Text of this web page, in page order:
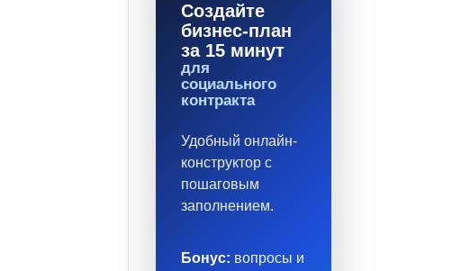
Создайте
бизнес-план
за 15 минут
для
социального
контракта
Удобный онлайн-
конструктор с
пошаговым
заполнением.
Бонус: вопросы и